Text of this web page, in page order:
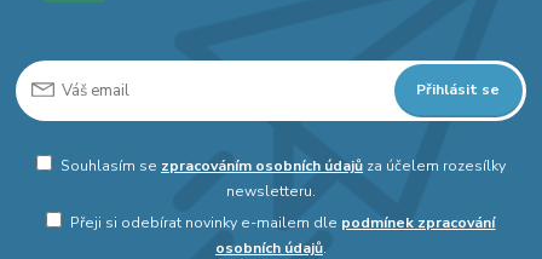
Přihlásit se
Souhlasím se zpracováním osobních údajůza účelem rozesílky
newsletteru.
Přeji si odebírat novinky e-mailem dle podmínek zpracování
osobních údajů.